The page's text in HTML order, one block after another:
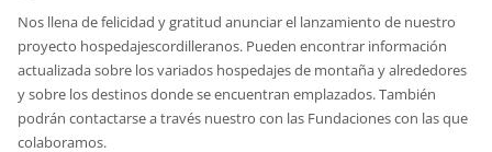
Nos llena de felicidad y gratitud anunciar el lanzamiento de nuestro
proyecto hospedajescordilleranos. Pueden encontrar información
actualizada sobre los variados hospedajes de montaña y alrededores
y sobre los destinos donde se encuentran emplazados. También
podrán contactarse a través nuestro con las Fundaciones con las que
colaboramos.